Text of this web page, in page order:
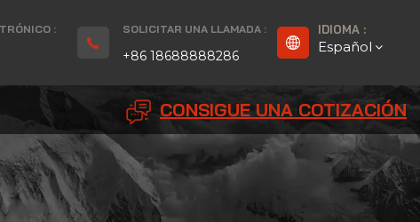
: SOLICITAR UNA LLAMADA :
+86 18688888286
IDIOMA :
Español
CONSIGUE UNA COTIZACIÓN